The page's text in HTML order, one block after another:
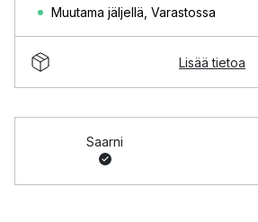
Muutama jäljellä Varastossa
Lisää tietoa
Saarni